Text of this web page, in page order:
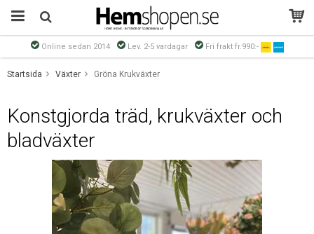
Online sedan 2014 Lev. 2-5 vardagar Fri frakt fr.990:-
Startsida Växter Gröna Krukväxter
Konstgjorda träd, krukväxter och
bladväxter